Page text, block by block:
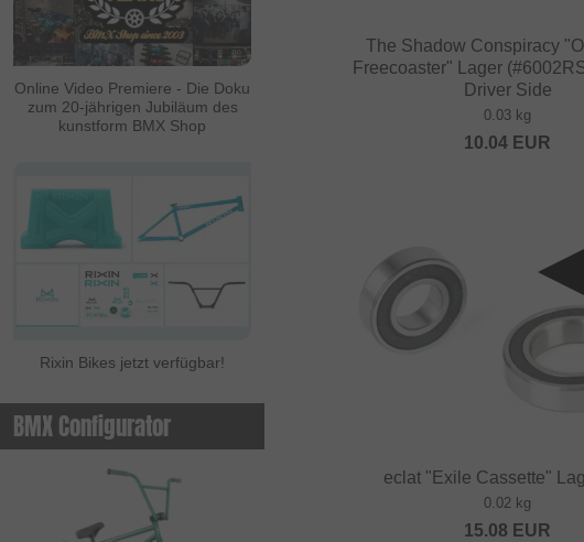
Online Video Premiere - Die Doku
zum 20-jährigen Jubiläum des
kunstform BMX Shop
Rixin Bikes jetzt verfügbar!
BMX Configurator
The Shadow Conspiracy
Freecoaster" Lager
Driver Side
0.03 kg
10.04 EUR
eclat "Exile Cassette"
0.02 kg
15.08 EUR